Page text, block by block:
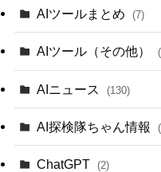
AIツールまとめ (7)
AIツール（その他）
AIニュース (130)
AI探検隊ちゃん情報
ChatGPT (2)